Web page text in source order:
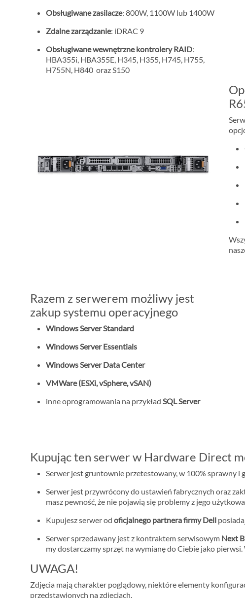
Obsługiwane zasilacze: 800W, 1100W lub 1400W
Zdalne zarządzanie: iDRAC 9
Obsługiwane wewnętrzne kontrolery RAID:
HBA355i, HBA355E, H345, H355, H745, H755,
H755N, H840 oraz S150
Razem z serwerem możliwy jest
zakup systemu operacyjnego
Windows Server Standard
Windows Server Essentials
Windows Server Data Center
VMWare (ESXi, vSphere, vSAN)
inne oprogramowania na przykład SQL Server
Kupując ten serwer w Hardware Direct
Serwer jest gruntownie przetestowany, w 100% sprawny i
Serwer jest przywrócony do ustawień fabrycznych oraz
masz pewność, że nie pojawią się problemy z jego
Kupujesz serwer od oficjalnego partnera firmy Dell
Serwer sprzedawany jest z kontraktem serwisowym Next
my dostarczamy sprzęt na wymianę do Ciebie jako pierwsi.
UWAGA!
Zdjęcia mają charakter poglądowy, niektóre elementy
przedstawionych na zdjęciach.